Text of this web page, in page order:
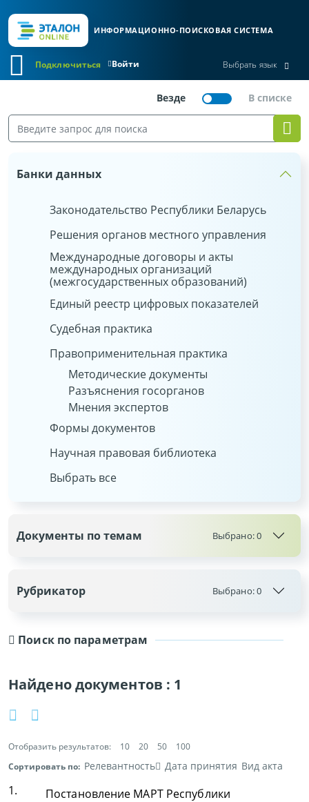
ИНФОРМАЦИОННО-ПОИСКОВАЯ СИСТЕМА
Войти
Подключиться Выбрать язык
Поиск по параметрам
Найдено документов : 1
Отобразить результатов: 10 20 50
100
Сортировать по: Релевантность Дата принятия Вид акта
1.
Постановление МАРТ Республики
Банки данных
Законодательство Республики Беларусь
Решения органов местного управления
Международные договоры и акты
международных организаций
(межгосударственных образований)
Единый реестр цифровых показателей
Судебная практика
Правоприменительная практика
Методические документы
Разъяснения госорганов
Мнения экспертов
Формы документов
Научная правовая библиотека
Выбрать все
Документы по темам Выбрано:0
Рубрикатор Выбрано:0